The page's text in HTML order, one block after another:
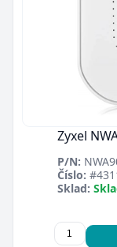
Zyxel
P/N:
Číslo:
Sklad: